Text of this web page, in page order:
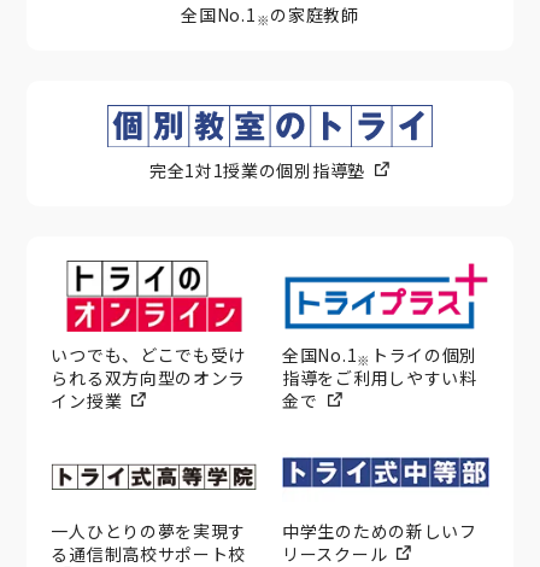
全国No.1 ※ の家庭教師
完全1対1授業の個別指導塾
いつでも、どこでも受け
られる双方向型のオンラ
イン授業
全国No.1※ トライの個別
指導をご利用しやすい料
金で
一人ひとりの夢を実現す
る通信制高校サポート校
中学生のための新しいフ
リースクール